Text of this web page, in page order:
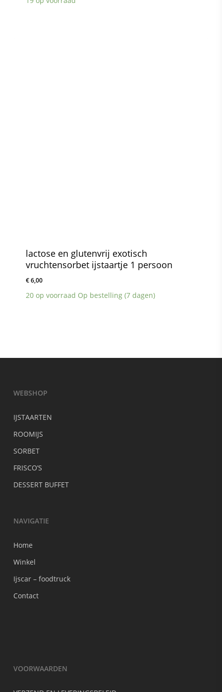
lactose en glutenvrij exotisch
vruchtensorbet ijstaartje 1 persoon
€6,00
20 op voorraad Op bestelling (7 dagen)
WEBSHOP
IJSTAARTEN
ROOMIJS
SORBET
FRISCO’S
DESSERT BUFFET
NAVIGATIE
Home
Winkel
Ijscar – foodtruck
Contact
VOORWAARDEN